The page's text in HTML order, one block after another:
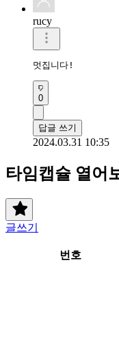
rucy
멋집니다!
0
답글 쓰기
2024.03.31 10:35
타임캡슐 열어
글쓰기
번호